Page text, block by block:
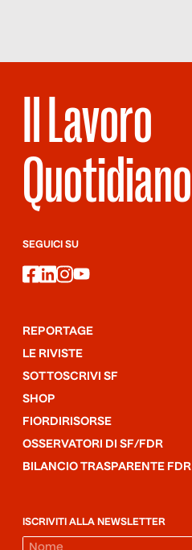
Il Lavoro
Quotidiano
SEGUICI SU
facebook
linkedin
instagram
youtube
REPORTAGE
LE RIVISTE
SOTTOSCRIVI SF
SHOP
FIORDIRISORSE
OSSERVATORI DI SF/FDR
BILANCIO TRASPARENTE FDR
ISCRIVITI ALLA NEWSLETTER